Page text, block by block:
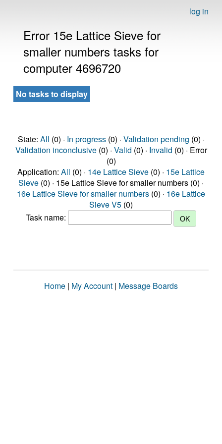
log in
Error 15e Lattice Sieve for
smaller numbers tasks for
computer 4696720
No tasks to display
State: All (0) · In progress(0) · Validation pending (0) ·
Validation inconclusive(0) · Valid (0) · Invalid (0) · Error
(0)
Application: All (0) · 14e Lattice Sieve (0) · 15e Lattice
Sieve (0) · 15e Lattice Sieve for smaller numbers (0) ·
16e Lattice Sieve for smaller numbers (0) · 16e Lattice
Sieve V5 (0)
Task name:
Home | My Account | Message Boards